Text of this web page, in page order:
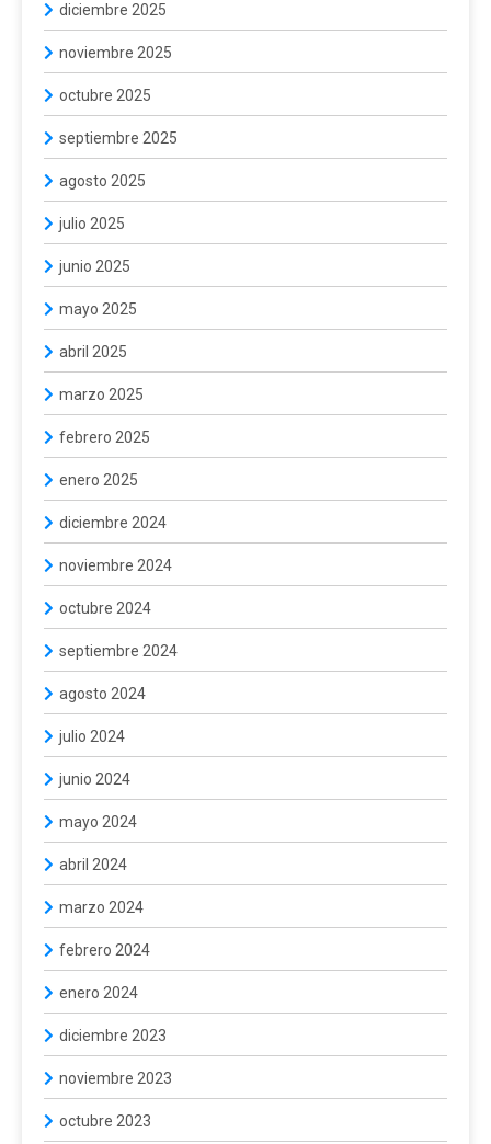
diciembre 2025
noviembre 2025
octubre 2025
septiembre 2025
agosto 2025
julio 2025
junio 2025
mayo 2025
abril 2025
marzo 2025
febrero 2025
enero 2025
diciembre 2024
noviembre 2024
octubre 2024
septiembre 2024
agosto 2024
julio 2024
junio 2024
mayo 2024
abril 2024
marzo 2024
febrero 2024
enero 2024
diciembre 2023
noviembre 2023
octubre 2023